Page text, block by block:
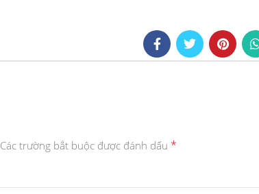
Các trường bắt buộc được đánh dấu *